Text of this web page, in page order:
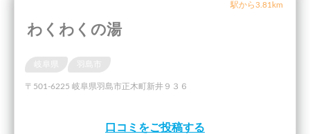
駅から3.81km
わくわくの湯
岐阜県
〒501-6225 岐阜県羽島市正木町新井９３６
口コミをご投稿する